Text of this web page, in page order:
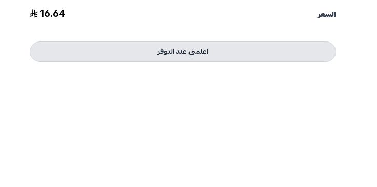
السعر 16.64
اعلمني عند التوفر